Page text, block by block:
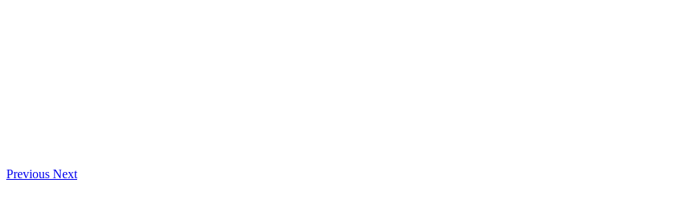
Previous Next